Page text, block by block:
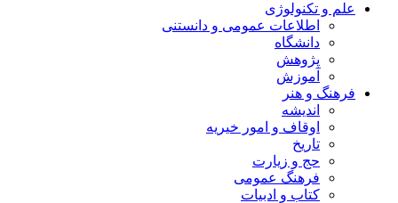
علم و تکنولوژی
اطلاعات عمومی و دانستنی
دانشگاه
پژوهش
آموزش
فرهنگ و هنر
اندیشه
اوقاف و امور خیریه
تاریخ
حج و زیارت
فرهنگ عمومی
کتاب و ادبیات